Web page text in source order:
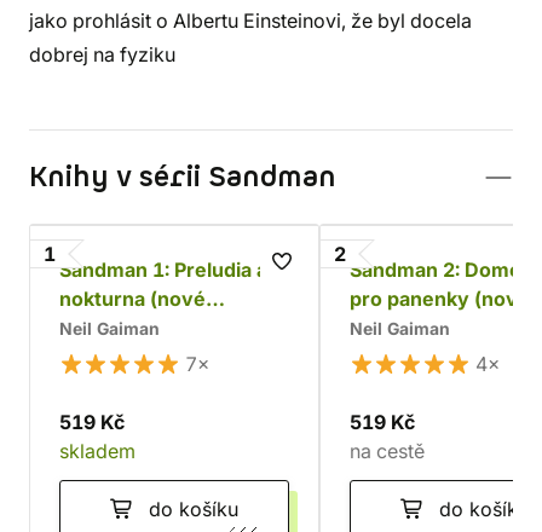
jako prohlásit o Albertu Einsteinovi, že byl docela
dobrej na fyziku
Knihy v sérii Sandman
1
Sandman 1: Preludia a
nokturna (nové
barevné vydání)
Neil Gaiman
7×
519 Kč
skladem
do košíku
2
Sandman 2:
pro panenky (nové
barevné vydání)
Neil Gaiman
4×
519 Kč
na cestě
do košíku